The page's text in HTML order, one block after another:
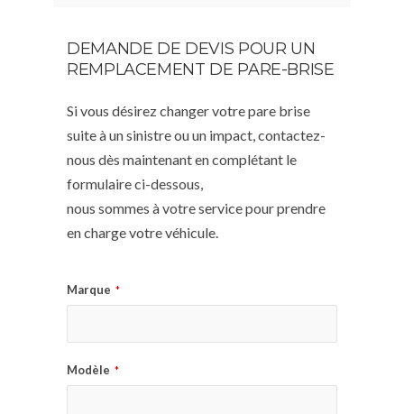
DEMANDE DE DEVIS POUR UN
REMPLACEMENT DE PARE-BRISE
Si vous désirez changer votre pare brise
suite à un sinistre ou un impact, contactez-
nous dès maintenant en complétant le
formulaire ci-dessous,
nous sommes à votre service pour prendre
en charge votre véhicule.
Marque *
Modèle *